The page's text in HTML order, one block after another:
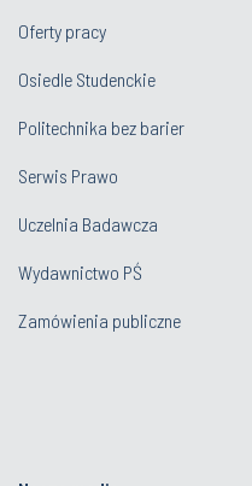
Oferty pracy
Osiedle Studenckie
Politechnika bez barier
Serwis Prawo
Uczelnia Badawcza
Wydawnictwo PŚ
Zamówienia publiczne